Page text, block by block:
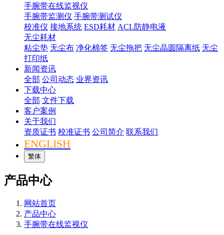
手腕带在线监视仪
手腕带监测仪 手腕带测试仪
校准仪 接地系统 ESD耗材 ACL防静电液
无尘耗材
粘尘垫 无尘布 净化棉签 无尘拖把 无尘晶圆隔离纸 无尘
打印纸
新闻资讯
全部 公司动态 业界资讯
下载中心
全部 文件下载
客户案例
关于我们
资质证书 校准证书 公司简介 联系我们
ENGLISH
繁体
产品中心
网站首页
产品中心
手腕带在线监视仪